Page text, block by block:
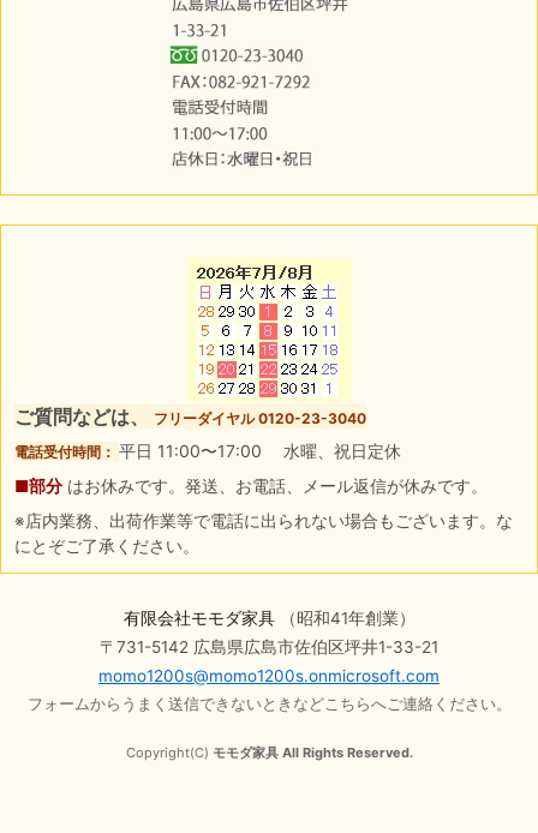
ご質問などは、
フリーダイヤル 0120-23-3040
電話受付時間： 平日 11:00〜17:00 水曜、祝日定休
■部分 はお休みです。発送、お電話、メール返信が休みです。
※店内業務、出荷作業等で電話に出られない場合もございます。な
にとぞご了承ください。
有限会社モモダ家具（昭和41年創業）
〒731-5142 広島県広島市佐伯区坪井1-33-21
momo1200s@momo1200s.onmicrosoft.com
フォームからうまく送信できないときなどこちらへご連絡ください。
Copyright(C) モモダ家具 All Rights Reserved.